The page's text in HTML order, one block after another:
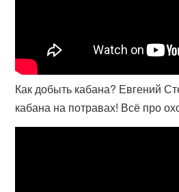
Как добыть кабана? Евгений
кабана на потравах! Всё про